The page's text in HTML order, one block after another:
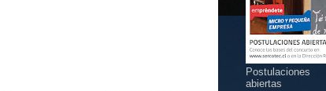
Postulaciones
abiertas